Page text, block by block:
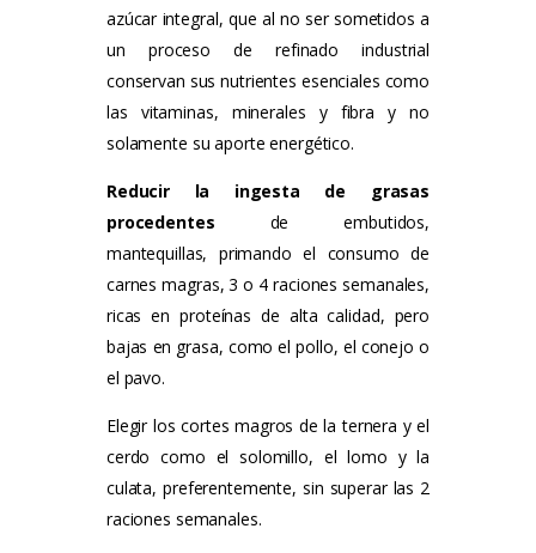
azúcar integral, que al no ser sometidos a
un proceso de refinado industrial
conservan sus nutrientes esenciales como
las vitaminas, minerales y fibra y no
solamente su aporte energético.
Reducir la ingesta de grasas
procedentes de embutidos,
mantequillas, primando el consumo de
carnes magras, 3 o 4 raciones semanales,
ricas en proteínas de alta calidad, pero
bajas en grasa, como el pollo, el conejo o
el pavo.
Elegir los cortes magros de la ternera y el
cerdo como el solomillo, el lomo y la
culata, preferentemente, sin superar las 2
raciones semanales.